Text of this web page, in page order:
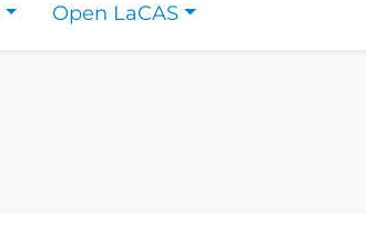
Open LaCAS